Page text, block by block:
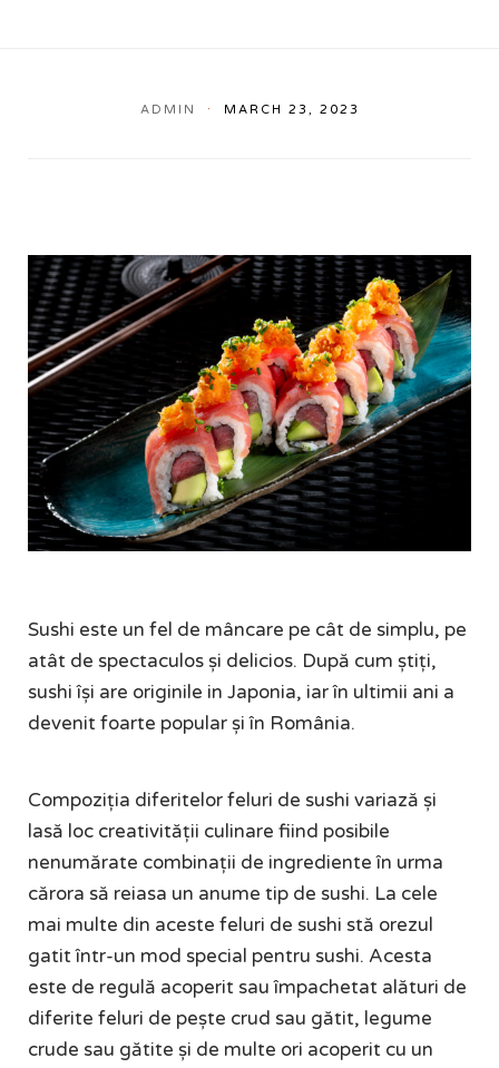
ADMIN MARCH 23, 2023
Sushi este un fel de mâncare pe cât de simplu, pe
atât de spectaculos și delicios. După cum știți,
sushi își are originile in Japonia, iar în ultimii ani a
devenit foarte popular și în România.
Compoziția diferitelor feluri de sushi variază și
lasă loc creativității culinare fiind posibile
nenumărate combinații de ingrediente în urma
cărora să reiasa un anume tip de sushi. La cele
mai multe din aceste feluri de sushi stă orezul
gatit într-un mod special pentru sushi. Acesta
este de regulă acoperit sau împachetat alături de
diferite feluri de pește crud sau gătit, legume
crude sau gătite și de multe ori acoperit cu un